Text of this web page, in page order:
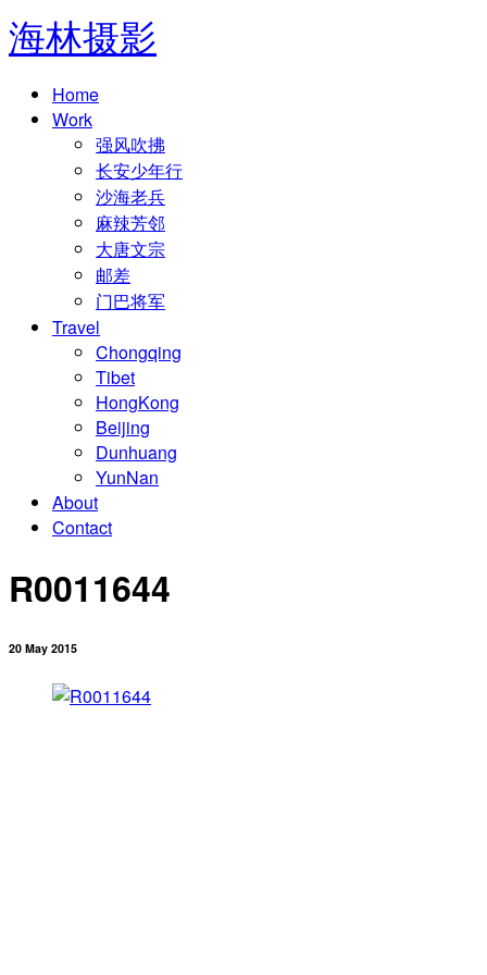
海林摄影
Home
Work
强风吹拂
长安少年行
沙海老兵
麻辣芳邻
大唐文宗
邮差
门巴将军
Travel
Chongqing
Tibet
HongKong
Beijing
Dunhuang
YunNan
About
Contact
R0011644
20 May 2015